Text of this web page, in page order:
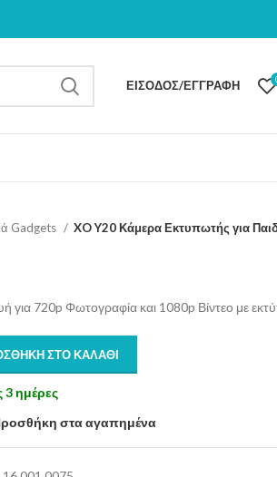
ΕΊΣΟΔΟΣ/ΕΓΓΡΑΦΉ
Gadgets XO Y20 Κάμερα Εκτυπωτής για
για 720p Φωτογραφία και 1080p Βίντεο με
ΣΤΟ ΚΑΛΆΘΙ
3 ημέρες
στα αγαπημένα